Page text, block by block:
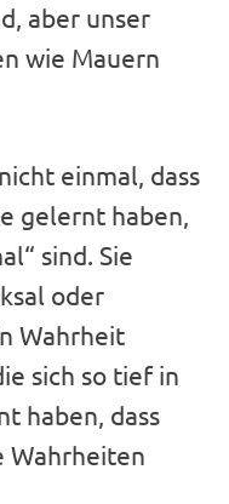
aber unser
wie Mauern
einmal, dass
gelernt haben,
sind. Sie
oder
Wahrheit
sich so tief in
haben, dass
Wahrheiten